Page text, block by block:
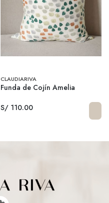
CLAUDIARIVA
Funda de Cojín Amelia
S/ 110.00